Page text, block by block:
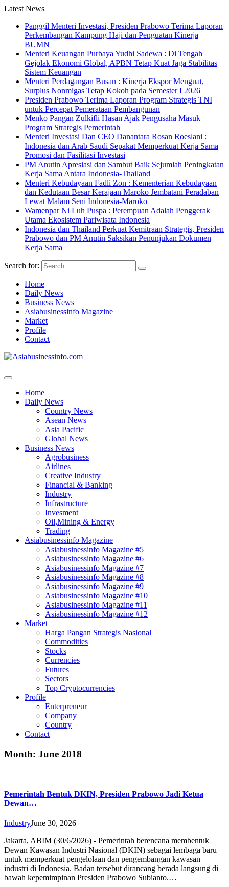
Latest News
Panggil Menteri Investasi, Presiden Prabowo Terima Laporan
Perkembangan Kampung Haji dan Penguatan Kinerja
BUMN
Menteri Keuangan Purbaya Yudhi Sadewa : Di Tengah
Gejolak Ekonomi Global, APBN Tetap Kuat Jaga Stabilitas
Sistem Keuangan
Menteri Perdagangan Busan : Kinerja Ekspor Menguat,
Surplus Nonmigas Tetap Kokoh pada Semester I 2026
Presiden Prabowo Terima Laporan Program Strategis TNI
untuk Percepat Pemerataan Pembangunan
Menko Pangan Zulkifli Hasan Ajak Pengusaha Masuk
Program Strategis Pemerintah
Menteri Investasi Dan CEO Danantara Rosan Roeslani :
Indonesia dan Arab Saudi Sepakat Memperkuat Kerja Sama
Promosi dan Fasilitasi Investasi
PM Anutin Apresiasi dan Sambut Baik Sejumlah Peningkatan
Kerja Sama Antara Indonesia-Thailand
Menteri Kebudayaan Fadli Zon : Kementerian Kebudayaan
dan Kedutaan Besar Kerajaan Maroko Jembatani Peradaban
Lewat Malam Seni Indonesia-Maroko
Wamenpar Ni Luh Puspa : Perempuan Adalah Penggerak
Utama Ekosistem Pariwisata Indonesia
Indonesia dan Thailand Perkuat Kemitraan Strategis, Presiden
Prabowo dan PM Anutin Saksikan Penunjukan Dokumen
Kerja Sama
Search for:
Home
Daily News
Business News
Asiabusinessinfo Magazine
Market
Profile
Contact
Home
Daily News
Country News
Asean News
Asia Pacific
Global News
Business News
Agrobusiness
Airlines
Creative Industry
Financial & Banking
Industry
Infrastructure
Invesment
Oil,Mining & Energy
Trading
Asiabusinessinfo Magazine
Asiabusinessinfo Magazine #5
Asiabusinessinfo Magazine #6
Asiabusinessinfo Magazine #7
Asiabusinessinfo Magazine #8
Asiabusinessinfo Magazine #9
Asiabusinessinfo Magazine #10
Asiabusinessinfo Magazine #11
Asiabusinessinfo Magazine #12
Market
Harga Pangan Strategis Nasional
Commodities
Stocks
Currencies
Futures
Sectors
Top Cryptocurrencies
Profile
Enterpreneur
Company
Country
Contact
Month: June 2018
Pemerintah Bentuk DKIN, Presiden Prabowo Jadi Ketua
Dewan…
IndustryJune 30, 2026
Jakarta, ABIM (30/6/2026) - Pemerintah berencana membentuk
Dewan Kawasan Industri Nasional (DKIN) sebagai lembaga baru
untuk memperkuat pengelolaan dan pengembangan kawasan
industri di Indonesia. Badan tersebut dirancang berada langsung di
bawah kepemimpinan Presiden Prabowo Subianto.…